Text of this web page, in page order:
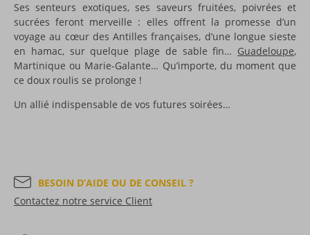
Ses senteurs exotiques, ses saveurs fruitées, poivrées et
sucrées feront merveille : elles offrent la promesse d’un
voyage au cœur des Antilles françaises, d’une longue sieste
en hamac, sur quelque plage de sable fin… Guadeloupe,
Martinique ou Marie-Galante… Qu’importe, du moment que
ce doux roulis se prolonge !
Un allié indispensable de vos futures soirées…
BESOIN D’AIDE OU DE CONSEIL ?
Contactez notre service Client